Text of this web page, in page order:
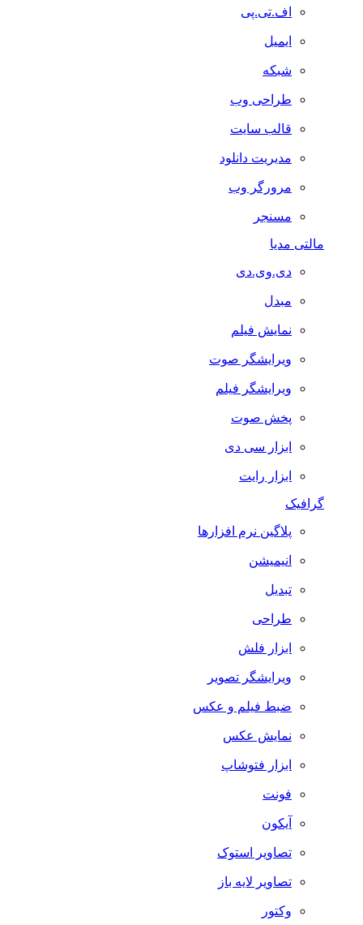
اف.تی.پی
ایمیل
شبکه
طراحی وب
قالب سایت
مدیریت دانلود
مرورگر وب
مسنجر
مالتی مدیا
دی.وی.دی
مبدل
نمایش فیلم
ویرایشگر صوت
ویرایشگر فیلم
پخش صوت
ابزار سی دی
ابزار رایت
گرافیک
پلاگین نرم افزارها
انیمیشن
تبدیل
طراحی
ابزار فلش
ویرایشگر تصویر
ضبط فيلم و عكس
نمایش عکس
ابزار فتوشاپ
فونت
آیکون
تصاویر استوک
تصاویر لایه باز
وکتور